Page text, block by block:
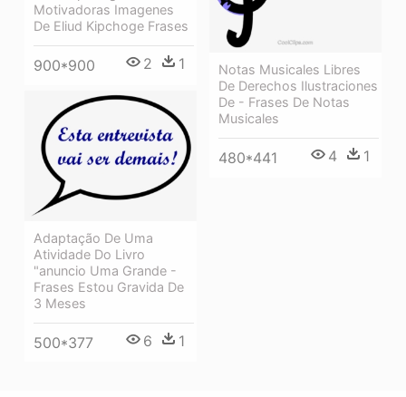
Motivadoras Imagenes
De Eliud Kipchoge Frases
900*900 2 1
Notas Musicales Libres
De Derechos Ilustraciones
De - Frases De Notas
Musicales
480*441 4 1
Adaptação De Uma
Atividade Do Livro
"anuncio Uma Grande -
Frases Estou Gravida De
3 Meses
500*377 6 1